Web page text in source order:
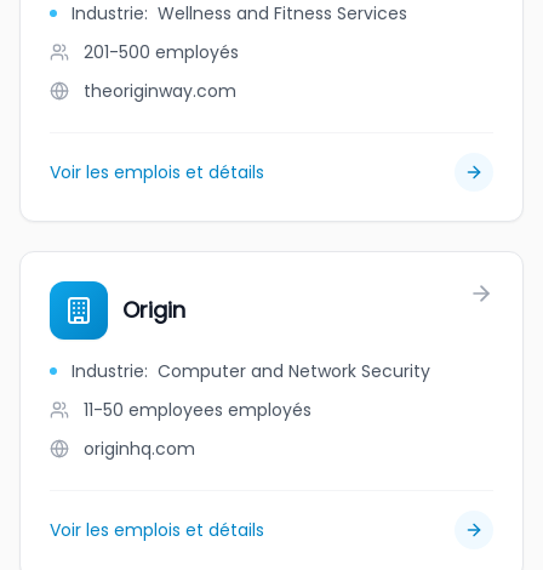
Industrie: Wellness and Fitness Services
201-500 employés
theoriginway.com
Voir les emplois et détails
Origin
Industrie: Computer and Network Security
11-50 employees employés
originhq.com
Voir les emplois et détails